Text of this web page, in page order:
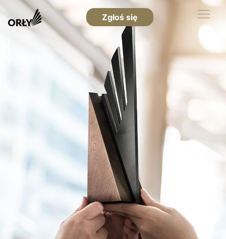
Zgłoś się